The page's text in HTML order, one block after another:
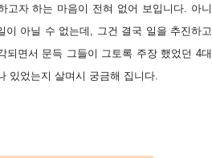
고자 하는 마음이 전혀 없어 보입니다. 아니
아닐 수 없는데, 그건 결국 일을 추진하고
면서 문득 그들이 그토록 주장 했었던 4대
있었는지 살며시 궁금해 집니다.